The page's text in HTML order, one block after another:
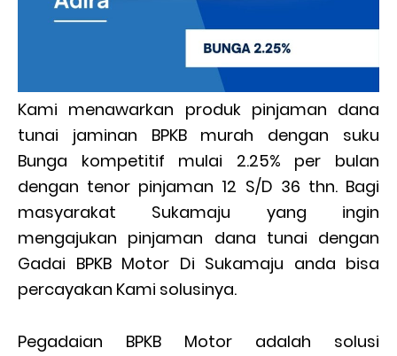
Kami menawarkan produk pinjaman dana
tunai jaminan BPKB murah dengan suku
Bunga kompetitif mulai 2.25% per bulan
dengan tenor pinjaman 12 S/D 36 thn. Bagi
masyarakat Sukamaju yang ingin
mengajukan pinjaman dana tunai dengan
Gadai BPKB Motor Di Sukamaju anda bisa
percayakan Kami solusinya.
Pegadaian BPKB Motor adalah solusi